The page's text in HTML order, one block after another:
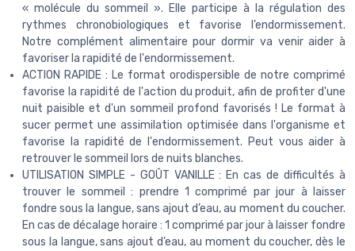
« molécule du sommeil ». Elle participe à la régulation des
rythmes chronobiologiques et favorise l’endormissement.
Notre complément alimentaire pour dormir va venir aider à
favoriser la rapidité de l'endormissement.
ACTION RAPIDE : Le format orodispersible de notre comprimé
favorise la rapidité de l'action du produit, afin de profiter d'une
nuit paisible et d'un sommeil profond favorisés ! Le format à
sucer permet une assimilation optimisée dans l'organisme et
favorise la rapidité de l'endormissement. Peut vous aider à
retrouver le sommeil lors de nuits blanches.
UTILISATION SIMPLE - GOÛT VANILLE : En cas de difficultés à
trouver le sommeil : prendre 1 comprimé par jour à laisser
fondre sous la langue, sans ajout d’eau, au moment du coucher.
En cas de décalage horaire : 1 comprimé par jour à laisser fondre
sous la langue, sans ajout d’eau, au moment du coucher, dès le